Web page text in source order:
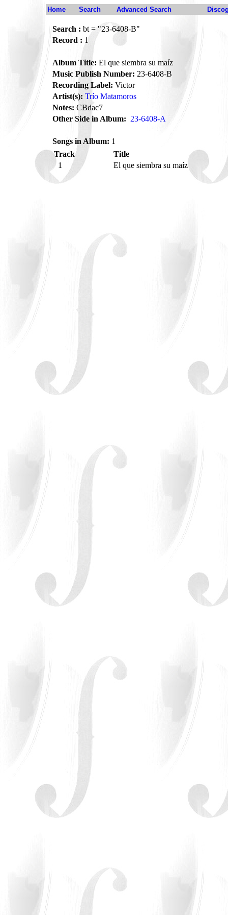
Home Search Advanced Search
Search : bt = "23-6408-B"
Record : 1
Album Title: El que siembra su maíz
Music Publish Number: 23-6408-B
Recording Label: Victor
Artist(s): Trío Matamoros
Notes: CBdac7
Other Side in Album: 23-6408-A
Songs in Album: 1
Track
Title
1
El que siembra su maíz